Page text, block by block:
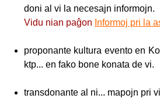
doni al vi la necesajn informojn.
Vidu nian paĝon Informoj pri la
proponante kultura evento en
ktp... en fako bone konata de vi.
transdonante al ni... mapojn pri